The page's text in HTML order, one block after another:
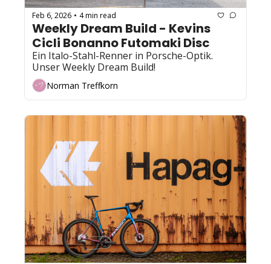
Feb 6, 2026 • 4 min read
Weekly Dream Build - Kevins
Cicli Bonanno Futomaki Disc
Ein Italo-Stahl-Renner in Porsche-Optik.
Unser Weekly Dream Build!
Norman Treffkorn